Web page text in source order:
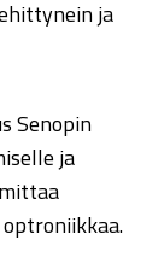
ja
Senopin
ja